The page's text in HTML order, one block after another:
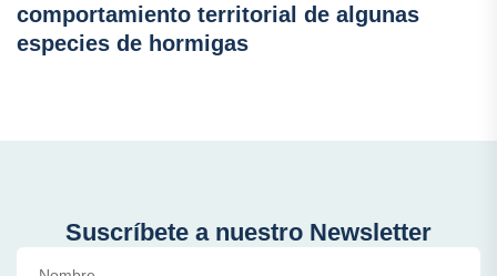
comportamiento territorial de algunas
especies de hormigas
Suscríbete a nuestro Newsletter